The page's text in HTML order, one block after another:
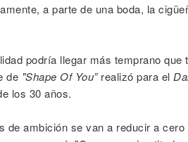
a parte de una boda, la
podría llegar más temprano
de "Shape Of You”realizó para el
los 30 años.
de ambición se van a reducir a